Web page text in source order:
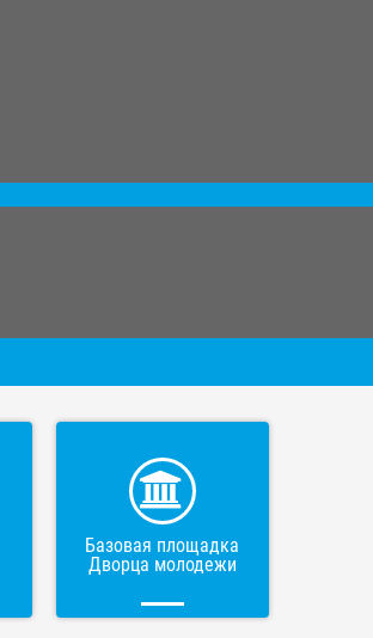
Базовая площадка
Дворца молодежи